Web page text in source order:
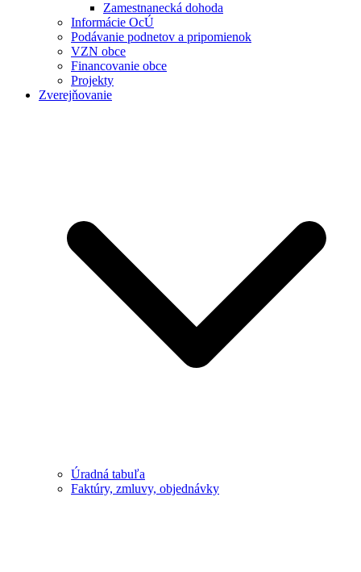
Zamestnanecká dohoda
Informácie OcÚ
Podávanie podnetov a pripomienok
VZN obce
Financovanie obce
Projekty
Zverejňovanie
Úradná tabuľa
Faktúry, zmluvy, objednávky